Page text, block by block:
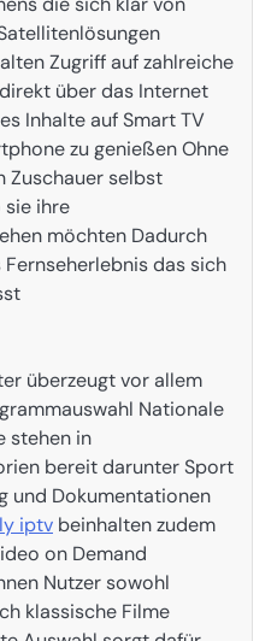
Zugriff auf zahlreiche
über das Internet
Inhalte auf Smart TV
zu genießen Ohne
Zuschauer selbst
sie ihre
möchten Dadurch
das sich
überzeugt vor allem
Nationale
stehen in
bereit darunter Sport
und Dokumentationen
iptv beinhalten zudem
on Demand
Nutzer sowohl
klassische Filme